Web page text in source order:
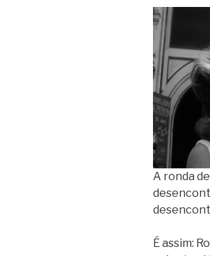
A ronda
É assim: